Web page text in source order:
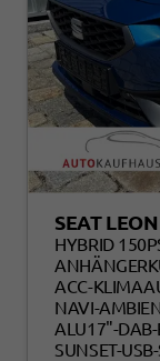
SEAT
HYBRID
ACC-
NAVI-
ALU17"-DAB-
SUNSET-